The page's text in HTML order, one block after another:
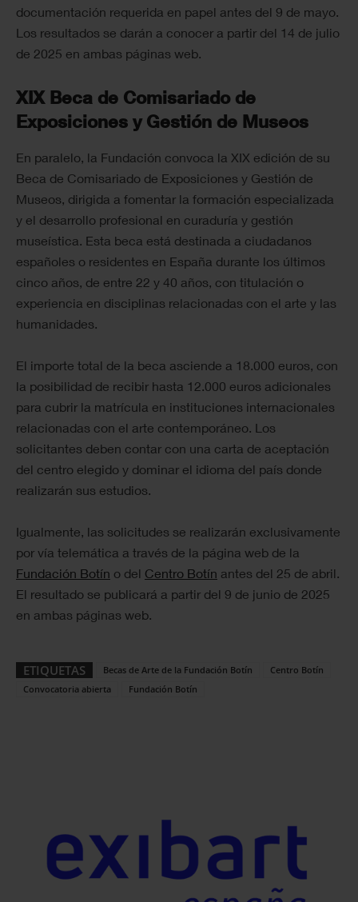
documentación requerida en papel antes del 9 de mayo.
Los resultados se darán a conocer a partir del 14 de julio
de 2025 en ambas páginas web.
XIX Beca de Comisariado de
Exposiciones y Gestión de Museos
En paralelo, la Fundación convoca la XIX edición de su
Beca de Comisariado de Exposiciones y Gestión de
Museos, dirigida a fomentar la formación especializada
y el desarrollo profesional en curaduría y gestión
museística. Esta beca está destinada a ciudadanos
españoles o residentes en España durante los últimos
cinco años, de entre 22 y 40 años, con titulación o
experiencia en disciplinas relacionadas con el arte y las
humanidades.
El importe total de la beca asciende a 18.000 euros, con
la posibilidad de recibir hasta 12.000 euros adicionales
para cubrir la matrícula en instituciones internacionales
relacionadas con el arte contemporáneo. Los
solicitantes deben contar con una carta de aceptación
del centro elegido y dominar el idioma del país donde
realizarán sus estudios.
Igualmente, las solicitudes se realizarán exclusivamente
por vía telemática a través de la página web de la
Fundación Botín o del Centro Botín antes del 25 de abril.
El resultado se publicará a partir del 9 de junio de 2025
en ambas páginas web.
ETIQUETAS Becas de Arte de la Fundación Botín
Centro Botín
Convocatoria abierta
Fundación Botín